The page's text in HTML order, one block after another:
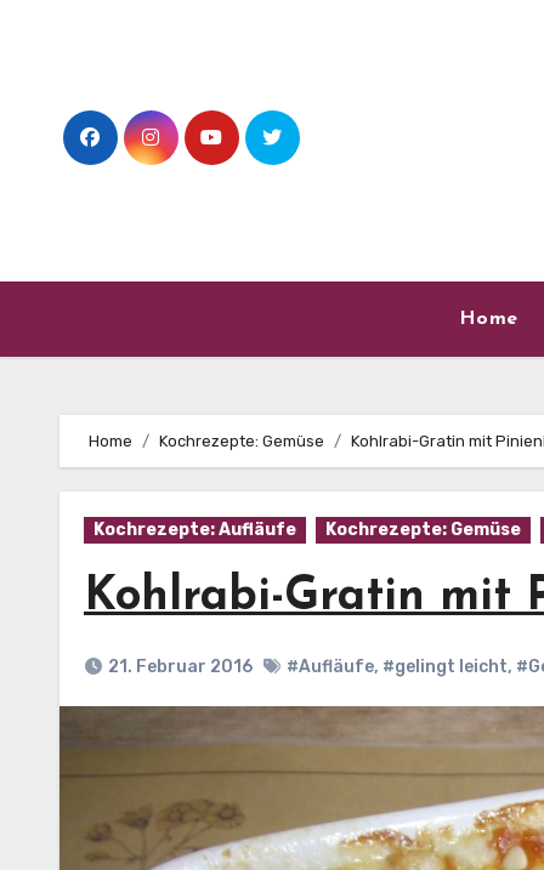
Home
Home Kochrezepte: Gemüse Kohlrabi-Gratin mit
Kochrezepte: Aufläufe Kochrezepte: Gemüse
Kohlrabi-Gratin mit
21. Februar 2016 #Aufläufe, #gelingt leicht,